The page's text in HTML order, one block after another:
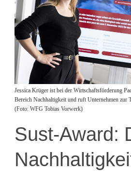
Jessica Krüger ist bei der Wirtschaftsförderung
Bereich Nachhaltigkeit und ruft Unternehmen zur
(Foto: WFG Tobias Vorwerk)
Sust-Award: